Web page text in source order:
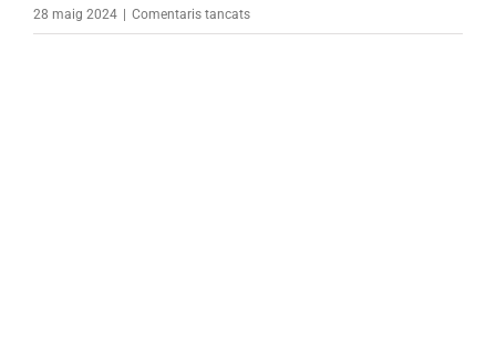
28 maig 2024 Comentaris tancatsa